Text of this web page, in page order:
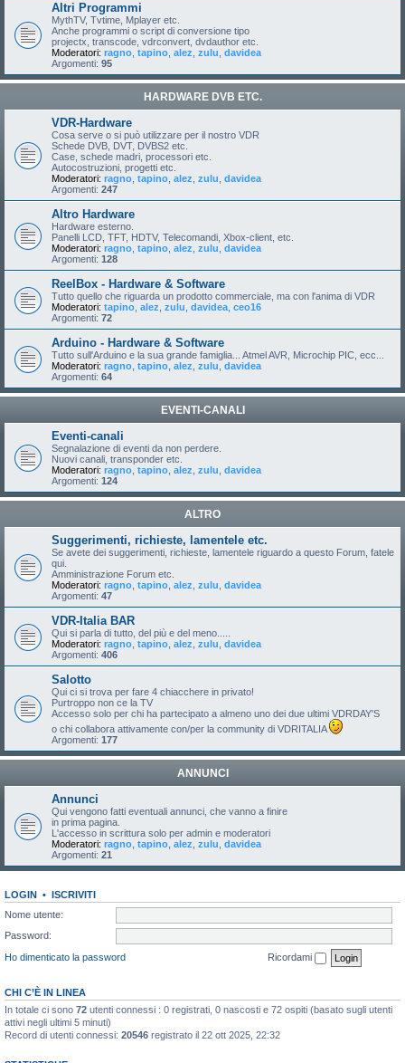
Altri Programmi
MythTV, Tvtime, Mplayer etc.
Anche programmi o script di conversione tipo
projectx, transcode, vdrconvert, dvdauthor etc.
Moderatori: ragno tapino alez zulu davidea
Argomenti: 95
HARDWARE DVB ETC.
VDR-Hardware
Cosa serve o si può utilizzare per il nostro VDR
Schede DVB, DVT, DVBS2 etc.
Case, schede madri, processori etc.
Autocostruzioni, progetti etc.
Moderatori: ragno tapino alez zulu davidea
Argomenti: 247
Altro Hardware
Hardware esterno.
Panelli LCD, TFT, HDTV, Telecomandi, Xbox-client, etc.
Moderatori: ragno tapino alez zulu davidea
Argomenti: 128
ReelBox - Hardware & Software
Tutto quello che riguarda un prodotto commerciale, ma con l'anima di VDR
Moderatori: tapino alez zulu davidea ceo16
Argomenti: 72
Arduino - Hardware & Software
Tutto sull'Arduino e la sua grande famiglia... Atmel AVR, Microchip PIC, ecc...
Moderatori: ragno tapino alez zulu davidea
Argomenti: 64
EVENTI-CANALI
Eventi-canali
Segnalazione di eventi da non perdere.
Nuovi canali, transponder etc.
Moderatori: ragno tapino alez zulu davidea
Argomenti: 124
ALTRO
Suggerimenti, richieste, lamentele etc.
Se avete dei suggerimenti, richieste, lamentele riguardo a questo Forum, fatele
qui.
Amministrazione Forum etc.
Moderatori: ragno tapino alez zulu davidea
Argomenti: 47
VDR-Italia BAR
Qui si parla di tutto, del più e del meno.....
Moderatori: ragno tapino alez zulu davidea
Argomenti: 406
Salotto
Qui ci si trova per fare 4 chiacchere in privato!
Purtroppo non ce la TV
Accesso solo per chi ha partecipato a almeno uno dei due ultimi VDRDAY'S
o chi collabora attivamente con/per la community di VDRITALIA
Argomenti: 177
ANNUNCI
Annunci
Qui vengono fatti eventuali annunci, che vanno a finire
in prima pagina.
L'accesso in scrittura solo per admin e moderatori
Moderatori: ragno tapino alez zulu davidea
Argomenti: 21
LOGIN • ISCRIVITI
Nome utente:
Password:
Ho dimenticato la password
Ricordami
CHI C’È IN LINEA
In totale ci sono 72 utenti connessi : 0 registrati, 0 nascosti e 72 ospiti (basato sugli utenti
attivi negli ultimi 5 minuti)
Record di utenti connessi: 20546 registrato il 22 ott 2025, 22:32